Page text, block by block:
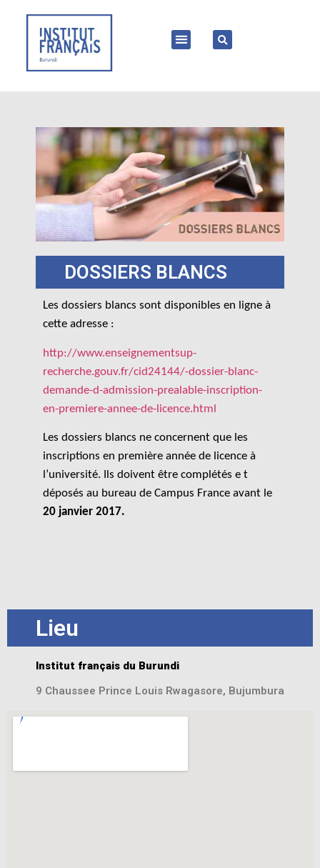
DOSSIERS BLANCS
Les dossiers blancs sont disponibles en ligne à
cette adresse :
http://www.enseignementsup-
recherche.gouv.fr/cid24144/-dossier-blanc-
demande-d-admission-prealable-inscription-
en-premiere-annee-de-licence.html
Les dossiers blancs ne concernent que les
inscriptions en première année de licence à
l’université. Ils doivent être complétés e t
déposés au bureau de Campus France avant le
20 janvier 2017.
Lieu
Institut français du Burundi
9 Chaussee Prince Louis Rwagasore, Bujumbura